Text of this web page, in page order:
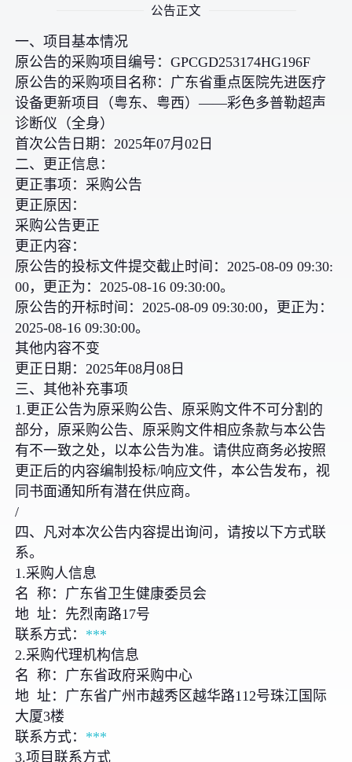
公告正文
一、项目基本情况
原公告的采购项目编号：GPCGD253174HG196F
原公告的采购项目名称：广东省重点医院先进医疗
设备更新项目（粤东、粤西）——彩色多普勒超声
诊断仪（全身）
首次公告日期：2025年07月02日
二、更正信息：
更正事项：采购公告
更正原因：
采购公告更正
更正内容：
原公告的投标文件提交截止时间：2025-08-09 09:30:
00，更正为：2025-08-16 09:30:00。
原公告的开标时间：2025-08-09 09:30:00，更正为：
2025-08-16 09:30:00。
其他内容不变
更正日期：2025年08月08日
三、其他补充事项
1.更正公告为原采购公告、原采购文件不可分割的
部分，原采购公告、原采购文件相应条款与本公告
有不一致之处，以本公告为准。请供应商务必按照
更正后的内容编制投标/响应文件，本公告发布，视
同书面通知所有潜在供应商。
/
四、凡对本次公告内容提出询问，请按以下方式联
系。
1.采购人信息
名 称：广东省卫生健康委员会
地 址：先烈南路17号
联系方式： ***
2.采购代理机构信息
名 称：广东省政府采购中心
地 址：广东省广州市越秀区越华路112号珠江国际
大厦3楼
联系方式： ***
3.项目联系方式